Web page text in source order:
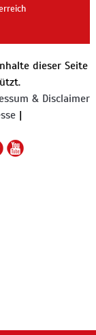
dieser Seite
& Disclaimer
|